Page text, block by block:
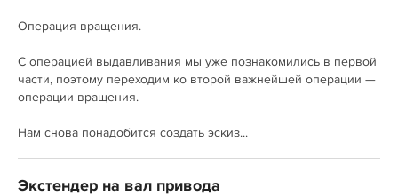
Операция вращения.
С операцией выдавливания мы уже познакомились в первой
части, поэтому переходим ко второй важнейшей операции —
операции вращения.
Нам снова понадобится создать эскиз...
Экстендер на вал привода